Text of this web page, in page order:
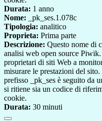
Durata: 1 anno
Nome: _pk_ses.1.078c
Tipologia: analitico
Proprieta: Prima parte
Descrizione: Questo nome di
analisi web open source
proprietari di siti Web a
misurare le prestazioni del
prefisso _pk_ses è seguito da
si ritiene sia un codice di
cookie.
Durata: 30 minuti